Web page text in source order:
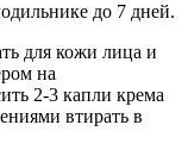
до 7 дней.
для кожи лица и
на
2-3 капли крема
втирать в